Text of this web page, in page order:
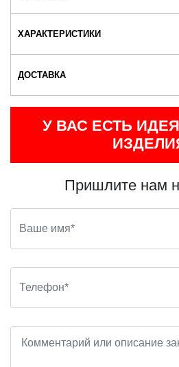
ХАРАКТЕРИСТИКИ
ДОСТАВКА
У ВАС ЕСТЬ
Пришлите нам